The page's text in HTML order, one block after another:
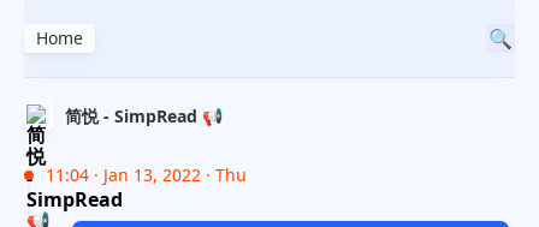
简悦 - SimpRead 📢
11:04 · Jan 13, 2022 · Thu
Home